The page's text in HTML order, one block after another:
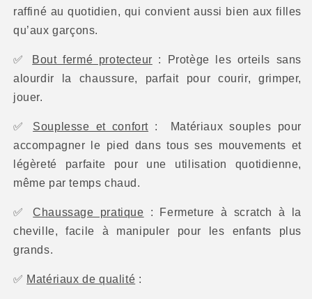
raffiné au quotidien, qui convient aussi bien aux filles
qu’aux garçons.
✅ Bout fermé protecteur : Protège les orteils sans
alourdir la chaussure, parfait pour courir, grimper,
jouer.
✅ Souplesse et confort :
Matériaux souples pour
accompagner le pied dans tous ses mouvements et
légèreté parfaite pour une utilisation quotidienne,
même par temps chaud.
✅ Chaussage pratique : Fermeture à scratch à la
cheville, facile à manipuler pour les enfants plus
grands.
✅ Matériaux de qualité :